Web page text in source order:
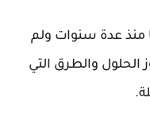
منذ عدة سنوات ولم
الحلول والطرق التي